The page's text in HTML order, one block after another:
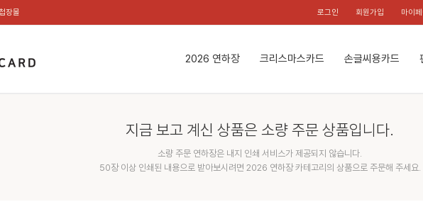
장몰 로그인 회원가입 마이
2026 연하장 크리스마스카드 손글씨용카드
지금 보고 계신 상품은 소량 주문 상품입니다.
소량 주문 연하장은 내지 인쇄 서비스가 제공되지 않습니다.
50장 이상 인쇄된 내용으로 받아보시려면 2026 연하장 카테고리의 상품으로 주문해 주세요.